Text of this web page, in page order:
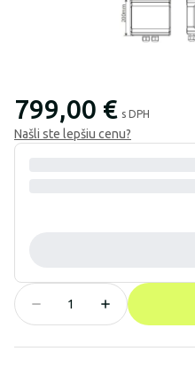
799,00 € s DPH
Našli ste lepšiu cenu?